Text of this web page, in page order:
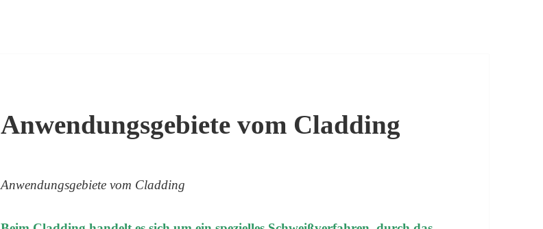
Anwendungsgebiete vom Cladding
Anwendungsgebiete vom Cladding